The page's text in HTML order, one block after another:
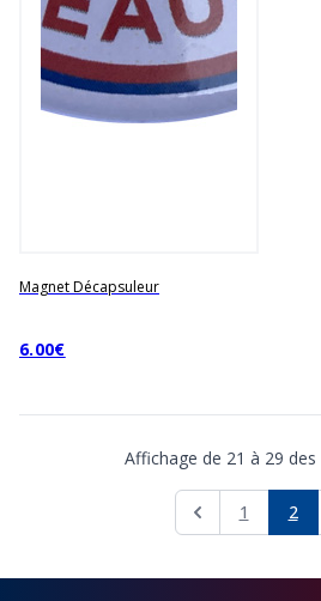
Magnet Décapsuleur
6.00€
Affichage de 21 à 29
Previous
1 2